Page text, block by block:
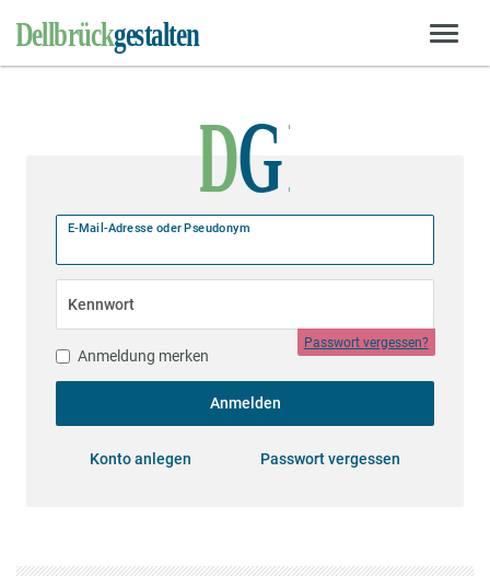
E-Mail-Adresse oder Pseudonym
Kennwort
Passwort vergessen?
Anmeldung merken
Anmelden
Konto anlegen Passwort vergessen